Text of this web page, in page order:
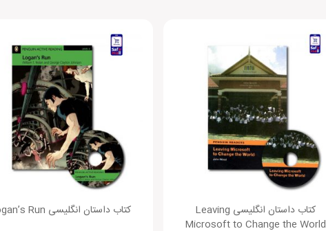
کتاب داستان انگلیسی Leaving
Microsoft to Change the World
کتاب داستان انگلیسی Logan’s Run